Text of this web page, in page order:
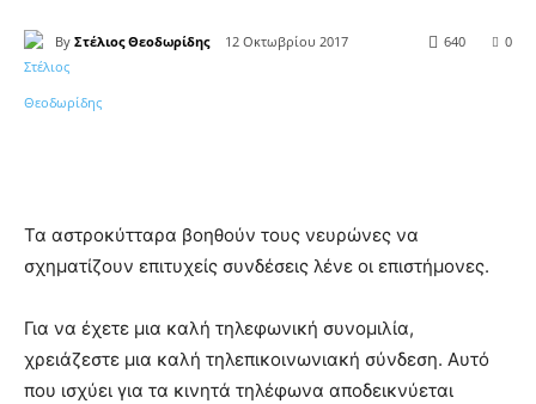
By Στέλιος Θεοδωρίδης 12 Οκτωβρίου 2017 0
640
Τα αστροκύτταρα βοηθούν τους νευρώνες να
σχηματίζουν επιτυχείς συνδέσεις λένε οι επιστήμονες.
Για να έχετε μια καλή τηλεφωνική συνομιλία,
χρειάζεστε μια καλή τηλεπικοινωνιακή σύνδεση. Αυτό
που ισχύει για τα κινητά τηλέφωνα αποδεικνύεται